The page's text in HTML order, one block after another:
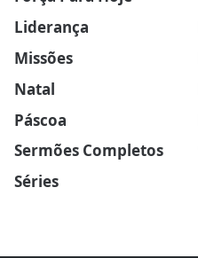
Liderança
Missões
Natal
Páscoa
Sermões Completos
Séries